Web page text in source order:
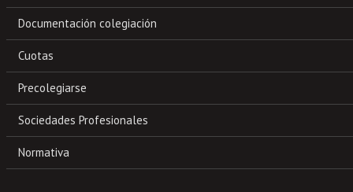
Documentación colegiación
Cuotas
Precolegiarse
Sociedades Profesionales
Normativa